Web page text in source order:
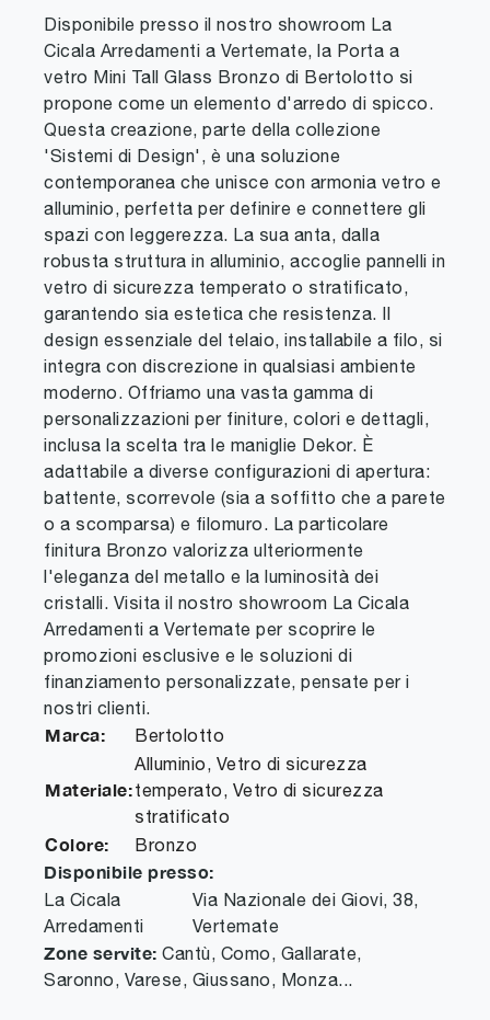
Disponibile presso il nostro showroom La
Cicala Arredamenti a Vertemate, la Porta a
vetro Mini Tall Glass Bronzo di Bertolotto si
propone come un elemento d'arredo di spicco.
Questa creazione, parte della collezione
'Sistemi di Design', è una soluzione
contemporanea che unisce con armonia vetro e
alluminio, perfetta per definire e connettere gli
spazi con leggerezza. La sua anta, dalla
robusta struttura in alluminio, accoglie pannelli in
vetro di sicurezza temperato o stratificato,
garantendo sia estetica che resistenza. Il
design essenziale del telaio, installabile a filo, si
integra con discrezione in qualsiasi ambiente
moderno. Offriamo una vasta gamma di
personalizzazioni per finiture, colori e dettagli,
inclusa la scelta tra le maniglie Dekor. È
adattabile a diverse configurazioni di apertura:
battente, scorrevole (sia a soffitto che a parete
o a scomparsa) e filomuro. La particolare
finitura Bronzo valorizza ulteriormente
l'eleganza del metallo e la luminosità dei
cristalli. Visita il nostro showroom La Cicala
Arredamenti a Vertemate per scoprire le
promozioni esclusive e le soluzioni di
finanziamento personalizzate, pensate per i
nostri clienti.
Marca: Bertolotto
Materiale:
Alluminio, Vetro di sicurezza
temperato, Vetro di sicurezza
stratificato
Colore: Bronzo
Disponibile presso:
La Cicala
Arredamenti
Via Nazionale dei Giovi, 38,
Vertemate
Zone servite: Cantù, Como, Gallarate,
Saronno, Varese, Giussano, Monza...